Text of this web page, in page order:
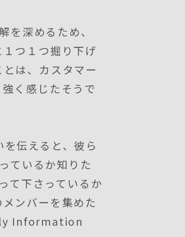
を深めるため、
つ１つ掘り下げ
は、カスタマー
く感じたそうで
伝えると、彼ら
ているか知りた
て下さっているか
ンバーを集めた
Information